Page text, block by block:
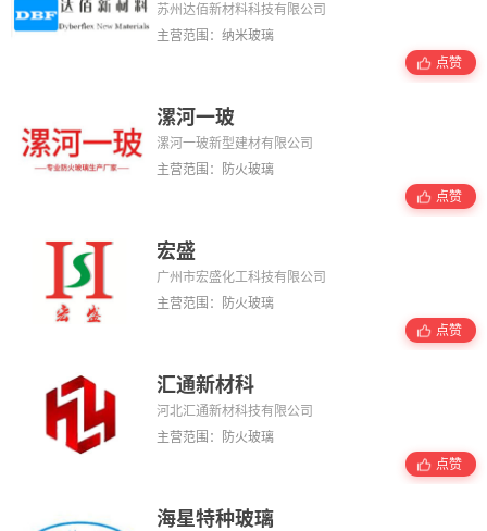
苏州达佰新材料科技有限公司
主营范围：纳米玻璃
点赞
漯河一玻
漯河一玻新型建材有限公司
主营范围：防火玻璃
点赞
宏盛
广州市宏盛化工科技有限公司
主营范围：防火玻璃
点赞
汇通新材科
河北汇通新材科技有限公司
主营范围：防火玻璃
点赞
海星特种玻璃